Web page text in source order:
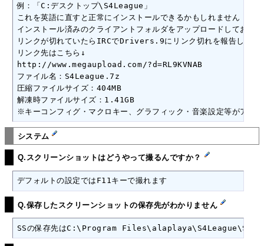
例：「C:デスクトップ\S4League」
これを英語に直すと正常にインストールできるかもしれません
インストール済みのクライアントフォルダをアップロードしておき
リンクが切れていたらIRCでDrivers.9にリンク切れを報告してく
リンク先はこちら↓
http://www.megaupload.com/?d=RL9KVNAB
ファイル名：S4League.7z
圧縮ファイルサイズ：404MB
解凍時ファイルサイズ：1.41GB
※キーコンフィグ・マクロキー、グラフィック・音楽設定等がアッ
システム
Q.スクリーンショットはどうやって撮るんですか？
デフォルトの設定ではF11キーで撮れます
Q.保存したスクリーンショットの保存先がわかりません
SSの保存先はC:\Program